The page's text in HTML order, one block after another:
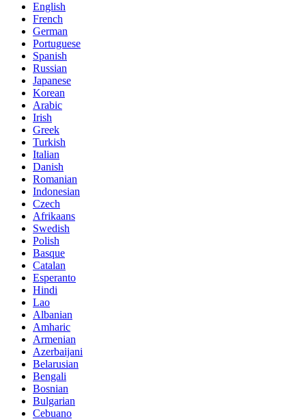
English
French
German
Portuguese
Spanish
Russian
Japanese
Korean
Arabic
Irish
Greek
Turkish
Italian
Danish
Romanian
Indonesian
Czech
Afrikaans
Swedish
Polish
Basque
Catalan
Esperanto
Hindi
Lao
Albanian
Amharic
Armenian
Azerbaijani
Belarusian
Bengali
Bosnian
Bulgarian
Cebuano